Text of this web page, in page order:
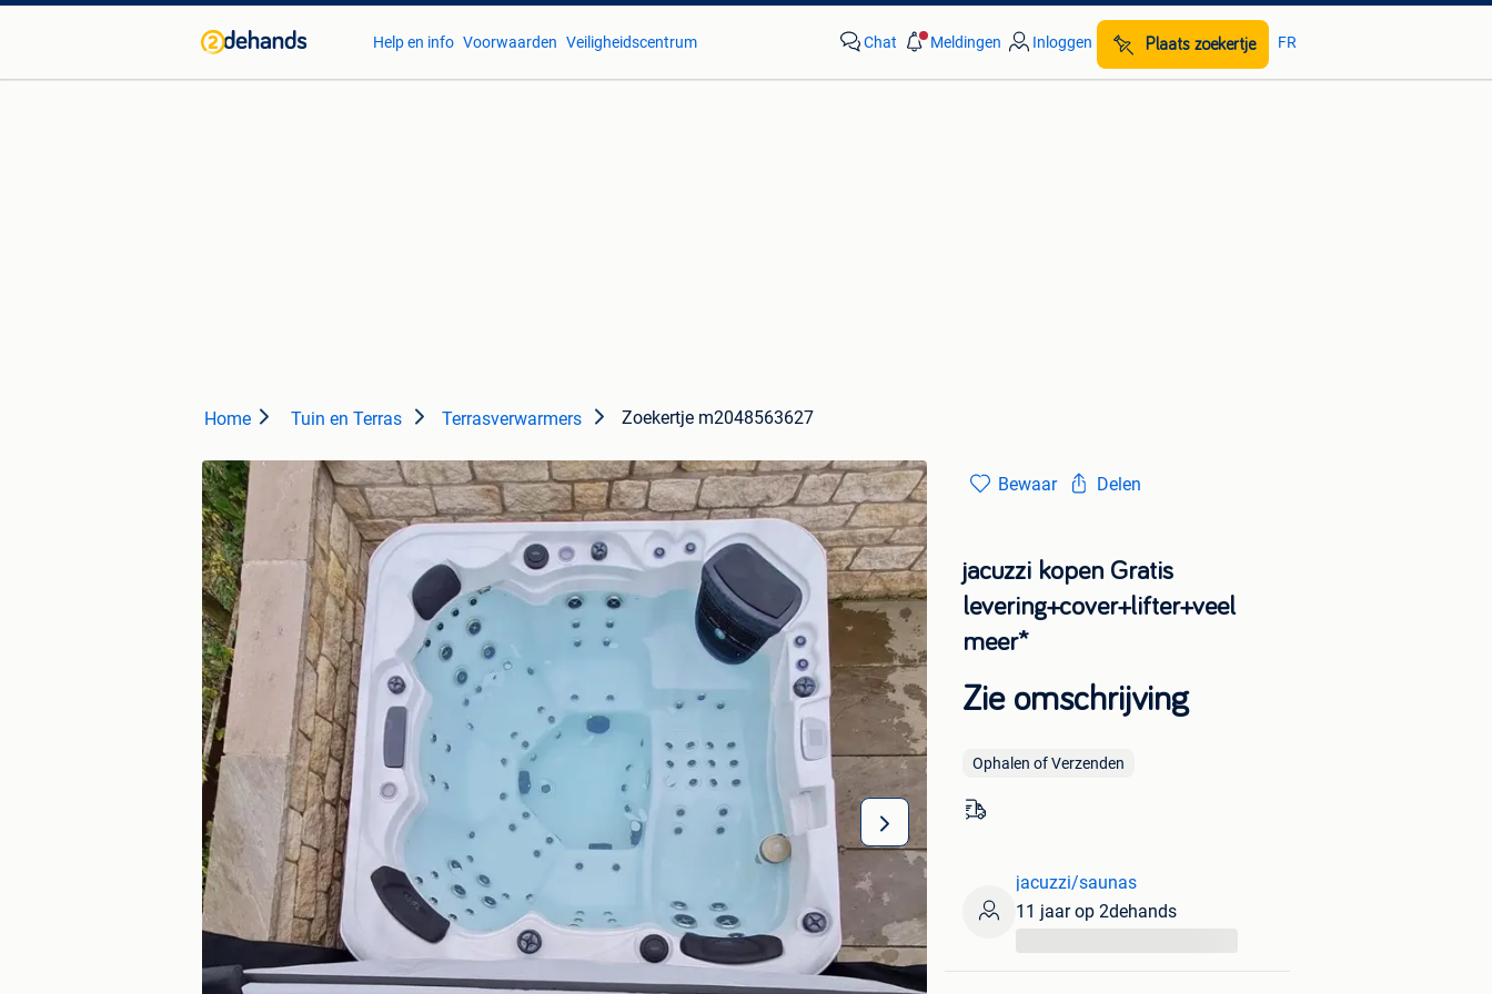
Help en info Voorwaarden Veiligheidscentrum Chat Meldingen Inloggen Plaats zoekertje FR
Home Tuin en Terras Terrasverwarmers Zoekertje m2048563627
Bewaar Delen
jacuzzi kopen Gratis
levering+cover+lifter+veel
meer*
Zie omschrijving
Ophalen of Verzenden
jacuzzi/saunas
11 jaar op 2dehands